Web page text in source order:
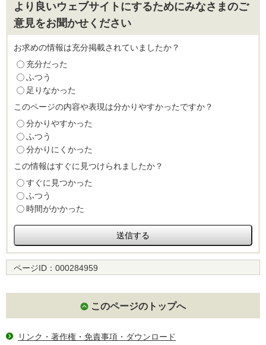
より良いウェブサイトにするためにみなさまのご
意見をお聞かせください
お求めの情報は充分掲載されていましたか？
充分だった
ふつう
足りなかった
このページの内容や表現は分かりやすかったですか？
分かりやすかった
ふつう
分かりにくかった
この情報はすぐに見つけられましたか？
すぐに見つかった
ふつう
時間がかかった
ページID： 000284959
このページのトップへ
リンク・著作権・免責事項・ダウンロード